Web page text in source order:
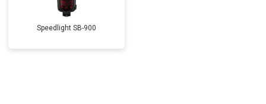
Speedlight SB-900